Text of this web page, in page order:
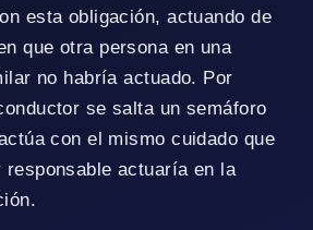
esta obligación, actuando de
que otra persona en una
no habría actuado. Por
se salta un semáforo
con el mismo cuidado que
responsable actuaría en la